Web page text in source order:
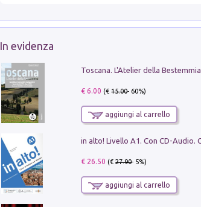
In evidenza
Toscana. L'Atelier della Bestemmia
€ 6.00 (€15.00- 60%)
aggiungi al carrello
€ 26.50 (€27.90- 5%)
aggiungi al carrello